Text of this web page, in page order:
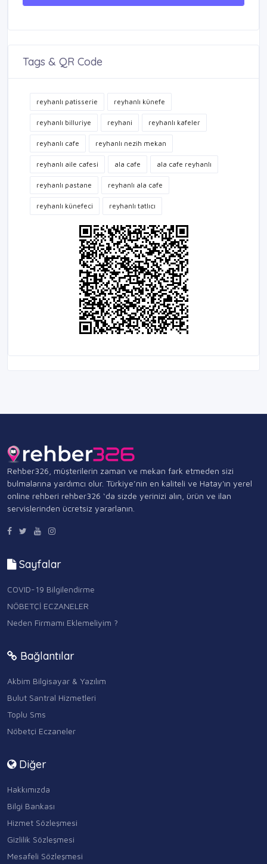
Tags & QR Code
reyhanlı patisserie reyhanlı künefe
reyhanlı billuriye reyhani reyhanlı kafeler
reyhanlı cafe reyhanlı nezih mekan
reyhanlı aile cafesi ala cafe ala cafe reyhanlı
reyhanlı pastane reyhanlı ala cafe
reyhanlı künefeci reyhanlı tatlıcı
Rehber326, müşterilerin zaman ve mekan fark etmeden sizi
bulmalarına yardımcı olur. Türkiye’nin en kaliteli ve Hatay'ın yerel
online rehberi rehber326 ‘da sizde yerinizi alın, ürün ve ilan
servislerinden ücretsiz yararlanın.
Sayfalar
COVID-19 Bilgilendirme
NÖBETÇİ ECZANELER
Neden Firmamı Eklemeliyim ?
Bağlantılar
Akbim Bilgisayar & Yazılım
Bulut Santral Hizmetleri
Toplu Sms
Nöbetçi Eczaneler
Diğer
Hakkımızda
Bilgi Bankası
Hizmet Sözleşmesi
Gizlilik Sözleşmesi
Mesafeli Sözleşmesi